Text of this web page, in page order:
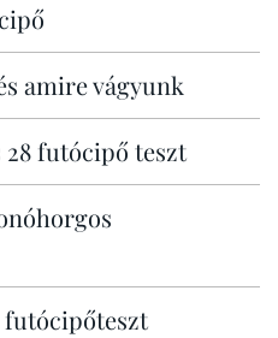
amire vágyunk
28 futócipő teszt
futócipőteszt